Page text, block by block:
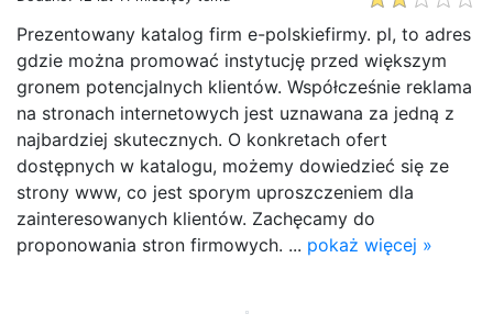
Prezentowany katalog firm e-polskiefirmy. pl, to adres
gdzie można promować instytucję przed większym
gronem potencjalnych klientów. Współcześnie reklama
na stronach internetowych jest uznawana za jedną z
najbardziej skutecznych. O konkretach ofert
dostępnych w katalogu, możemy dowiedzieć się ze
strony www, co jest sporym uproszczeniem dla
zainteresowanych klientów. Zachęcamy do
proponowania stron firmowych. ... pokaż więcej »